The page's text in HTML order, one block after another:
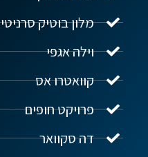
מלון בוטיק סרניטי
וילה אגפי
קוואטרו אס
פרויקט חופים
דה סקוואר
נדל"ן ביוון G.R.E
שלום! איך אפשר לעזור?